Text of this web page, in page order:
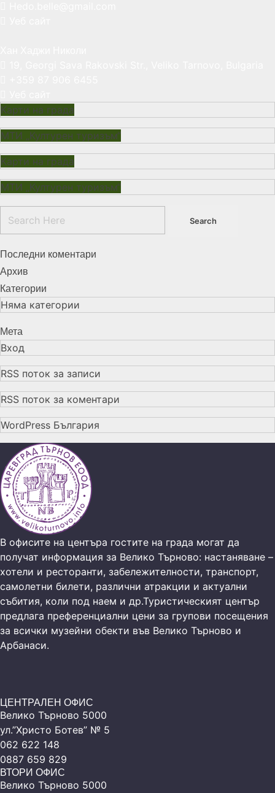
Карти на града
МТИ „Културен туризъм“
Карти на града
МТИ „Културен туризъм“
Последни коментари
Архив
Категории
Няма категории
Мета
Вход
RSS поток за записи
RSS поток за коментари
WordPress България
В офисите на центъра гостите на града могат да
получат информация за Велико Търново: настаняване –
хотели и ресторанти, забележителности, транспорт,
самолетни билети, различни атракции и актуални
събития, коли под наем и др.Туристическият център
предлага преференциални цени за групови посещения
за всички музейни обекти във Велико Търново и
Арбанаси.
ЦЕНТРАЛЕН ОФИС
Велико Търново 5000
ул.”Христо Ботев” № 5
062 622 148
0887 659 829
ВТОРИ ОФИС
Велико Търново 5000